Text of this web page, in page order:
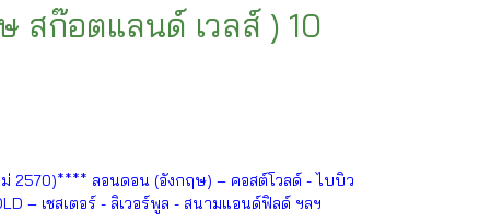
สก๊อตแลนด์ เวลส์ ) 10
2570)**** ลอนดอน (อังกฤษ) – คอสต์โวลด์ - ไบบิว
– เชสเตอร์ - ลิเวอร์พูล - สนามแอนด์ฟิลด์ ฯลฯ